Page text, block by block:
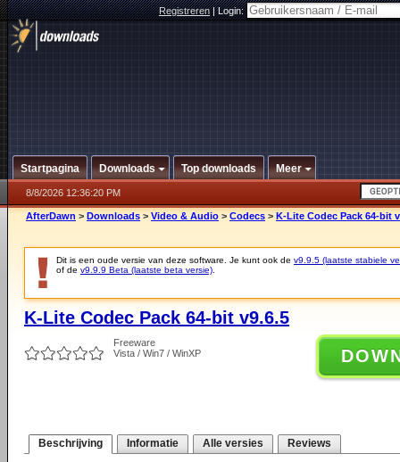
Registreren|Login:
Startpagina Downloads Top downloads Meer
8/8/2026 12:36:20 PM
AfterDawn > Downloads > Video & Audio > Codecs > K-Lite Codec Pack 64-bit
Dit is een oude versie van deze software. Je kunt ook de v9.9.5 (laatste stabiele
of de v9.9.9 Beta (laatste beta versie)
K-Lite Codec Pack 64-bit v9.6.5
Freeware
Vista / Win7 / WinXP
Beschrijving Informatie Alle versies Reviews